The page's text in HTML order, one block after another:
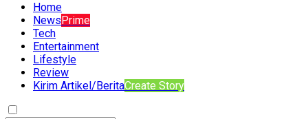
Home
NewsPrime
Tech
Entertainment
Lifestyle
Review
Kirim Artikel/BeritaCreate Story